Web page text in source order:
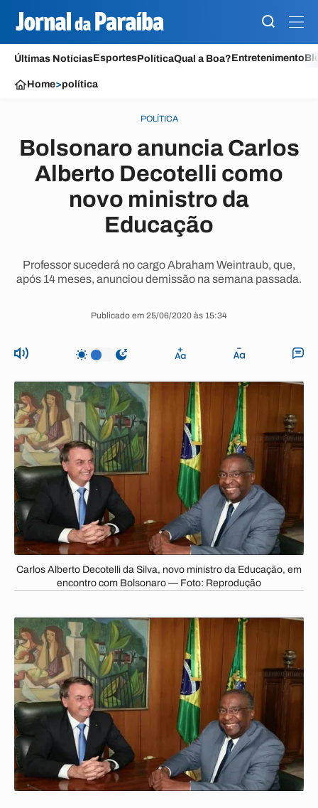
Últimas NotíciasEsportesPolíticaQual a Boa?Entretenimento
Home>política
POLÍTICA
Bolsonaro anuncia Carlos
Alberto Decotelli como
novo ministro da
Educação
Professor sucederá no cargo Abraham Weintraub, que,
após 14 meses, anunciou demissão na semana passada.
Publicado em 25/06/2020 às 15:34
Carlos Alberto Decotelli da Silva, novo ministro da Educação, em
encontro com Bolsonaro — Foto: Reprodução